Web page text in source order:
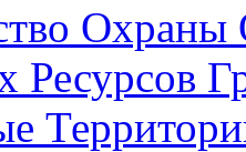
Ресурсов